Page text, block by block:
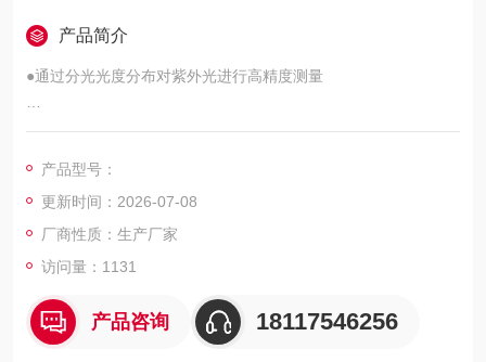
产品简介
●通过分光光度分布对紫外光进行高精度测量
●从配光上评估紫外光的最大发光强度、光束开度、光束光通量
●涵盖从紫外线到可见光的波长范围
●支持从 LED 芯片到模块和应用产品的广泛样品
产品型号：
更新时间：2026-07-08
厂商性质：生产厂家
访问量：1131
产品咨询 18117546256